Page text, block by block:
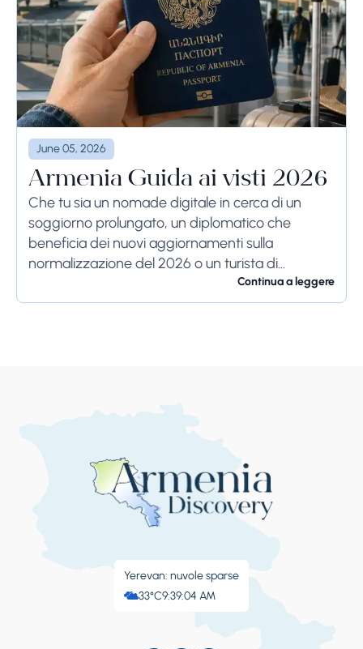
June 05, 2026
Armenia Guida ai visti 2026
Che tu sia un nomade digitale in cerca di un
soggiorno prolungato, un diplomatico che
beneficia dei nuovi aggiornamenti sulla
normalizzazione del 2026 o un turista di
passaggio, le norme di ingresso in Armenia sono
diventate...
Continua a leggere
Yerevan: nuvole sparse
33°C9:39:05 AM